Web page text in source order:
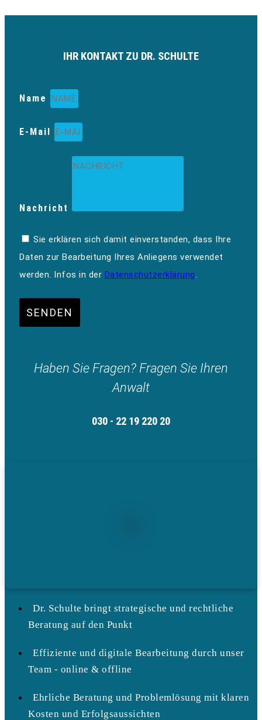
IHR KONTAKT ZU DR. SCHULTE
Name
E-Mail
Nachricht
Sie erklären sich damit einverstanden, dass Ihre
Daten zur Bearbeitung Ihres Anliegens verwendet
werden. Infos in der Datenschutzerklärung.
SENDEN
Haben Sie Fragen? Fragen Sie Ihren
Anwalt
030 - 22 19 220 20
Dr. Schulte bringt strategische und rechtliche
Beratung auf den Punkt
Effiziente und digitale Bearbeitung durch unser
Team - online & offline
Ehrliche Beratung und Problemlösung mit klaren
Kosten und Erfolgsaussichten